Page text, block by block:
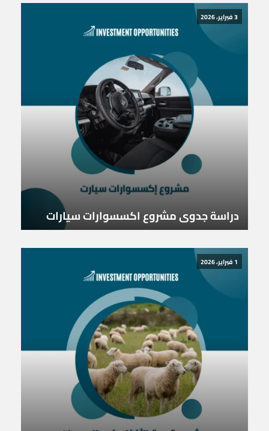
3 فبراير، 2026
دراسة جدوى مشروع اكسسوارات سيارات
1 فبراير، 2026